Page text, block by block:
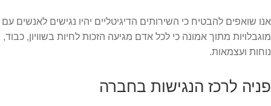
אנו שואפים להבטיח כי השירותים הדיגיטליים יהיו נגישים לאנשים עם
מוגבלויות מתוך אמונה כי לכל אדם מגיעה הזכות לחיות בשוויון, כבוד,
נוחות ועצמאות.
פניה לרכז הנגישות בחברה